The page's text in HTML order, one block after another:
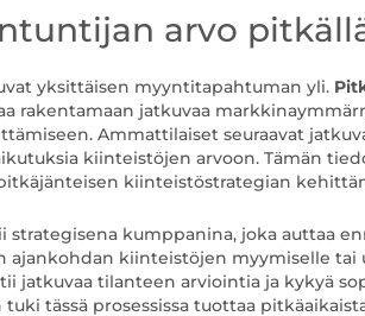
arvo
yksittäisen myyntitapahtuman yli.
rakentamaan jatkuvaa
Ammattilaiset seuraavat
kiinteistöjen arvoon. Tämän
kiinteistöstrategian
kumppanina, joka auttaa
ajankohdan kiinteistöjen myymiselle tai
jatkuvaa tilanteen arviointia ja kykyä
tässä prosessissa tuottaa